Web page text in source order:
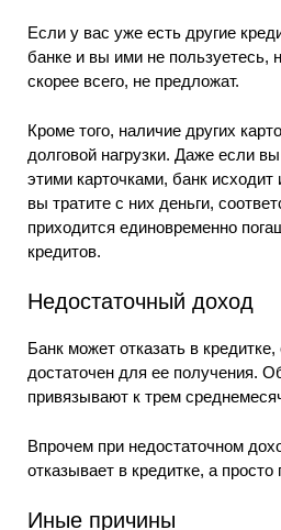
Если у вас уже есть другие
банке и вы ими не пользуетесь,
скорее всего, не предложат.
Кроме того, наличие других
долговой нагрузки. Даже если
этими карточками, банк
вы тратите с них деньги,
приходится единовременно
кредитов.
Недостаточный доход
Банк может отказать в
достаточен для ее получения.
привязывают к трем
Впрочем при недостаточном
отказывает в кредитке, а
Иные причины